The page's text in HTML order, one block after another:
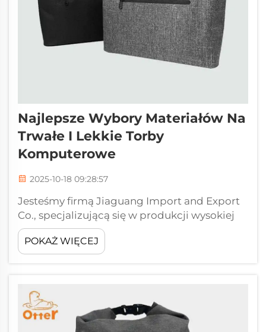
Najlepsze Wybory Materiałów Na
Trwałe I Lekkie Torby
Komputerowe
2025-10-18 09:28:57
Jesteśmy firmą Jiaguang Import and Export
Co., specjalizującą się w produkcji wysokiej
jakości toreb komputerowych; produkujemy
wiele lekkich, odpornych na zużycie toreb
komputerowych dla klientów z całego
na torby komputerowe, aby znaleźć
odpowiedni materiał dla l...
POKAŻ WIĘCEJ